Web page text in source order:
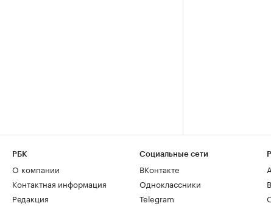
РБК
О компании
Контактная информация
Редакция
Социальные сети
ВКонтакте
Одноклассники
Telegram